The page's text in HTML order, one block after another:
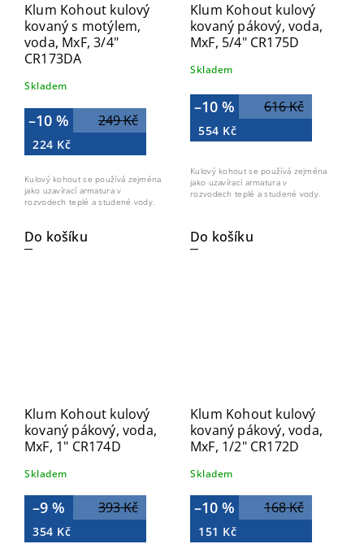
Klum Kohout kulový
kovaný s motýlem,
voda, MxF, 3/4"
CR173DA
Skladem
249 Kč
–10 %
224 Kč
Do košíku
Kulový kohout se používá zejména
jako uzavírací armatura v
rozvodech teplé a studené vody.
Klum Kohout kulový
kovaný pákový, voda,
MxF, 5/4" CR175D
Skladem
616 Kč
–10 %
554 Kč
Do košíku
Kulový kohout se používá zejména
jako uzavírací armatura v
rozvodech teplé a studené vody.
Klum Kohout kulový
kovaný pákový, voda,
MxF, 1" CR174D
Skladem
393 Kč
–9 %
354 Kč
Klum Kohout kulový
kovaný pákový, voda,
MxF, 1/2" CR172D
Skladem
168 Kč
–10 %
151 Kč